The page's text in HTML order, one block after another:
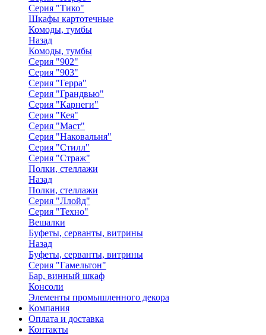
Серия "Тико"
Шкафы картотечные
Комоды, тумбы
Назад
Комоды, тумбы
Серия "902"
Серия "903"
Серия "Герра"
Серия "Грандвью"
Серия "Карнеги"
Серия "Кея"
Серия "Маст"
Серия "Наковальня"
Серия "Стилл"
Серия "Страж"
Полки, стеллажи
Назад
Полки, стеллажи
Серия "Ллойд"
Серия "Техно"
Вешалки
Буфеты, серванты, витрины
Назад
Буфеты, серванты, витрины
Серия "Гамельтон"
Бар, винный шкаф
Консоли
Элементы промышленного декора
Компания
Оплата и доставка
Контакты